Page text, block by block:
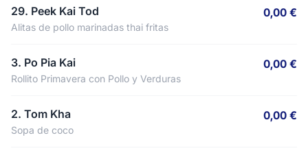
29. Peek Kai Tod
Alitas de pollo marinadas thai fritas
0,00 €
3. Po Pia Kai
Rollito Primavera con Pollo y Verduras
0,00 €
2. Tom Kha
Sopa de coco
0,00 €